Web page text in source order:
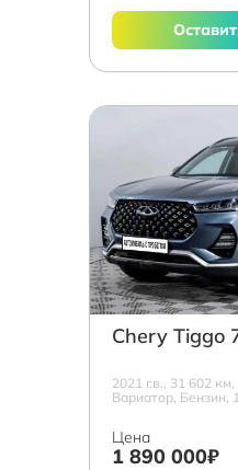
Chery Tiggo
2021 г.в., 31 602
Вариатор, Бензин,
Цена
1 890 000₽